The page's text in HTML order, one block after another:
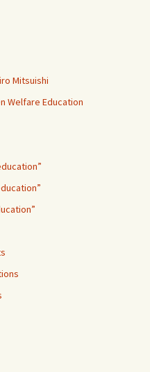
Mitsuishi
Welfare Education